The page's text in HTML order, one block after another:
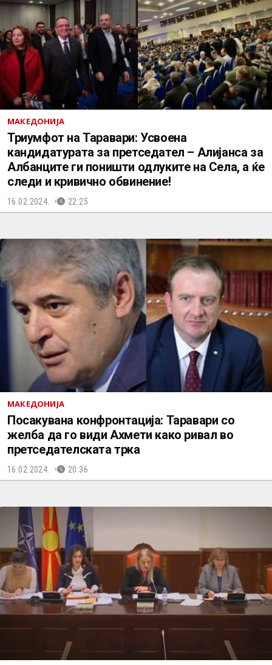
МАКЕДОНИЈА
Триумфот на Таравари: Усвоена
кандидатурата за претседател – Алијанса за
Албанците ги поништи одлуките на Села, а ќе
следи и кривичнo обвинение!
16.02.2024. 22:25
МАКЕДОНИЈА
Посакувана конфронтација: Таравари со
желба да го види Ахмети како ривал во
претседателската трка
16.02.2024. 20:36